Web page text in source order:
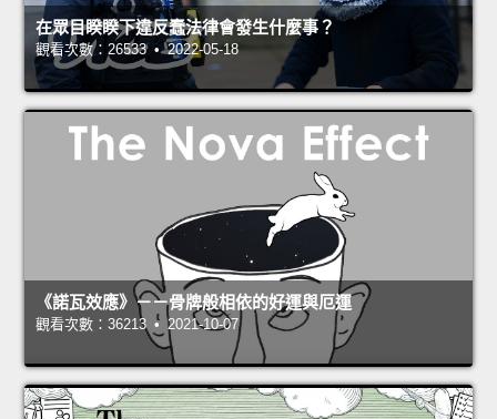
在眾目睽睽下違反蠢法律會發生什麼事？
觀看次數：26533 • 2022-05-18
《諾瓦效應》－－骨牌般相依的好運與厄運
觀看次數：36213 • 2021-10-07